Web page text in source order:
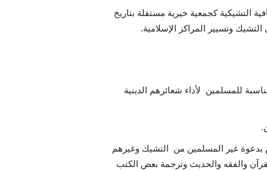
التشيكية كجمعية خيرية مستقلة بتاريخ
للمسلمين لأداء شعائرهم الدينية
بدعوة غير المسلمين من التشيك وغيرهم
والفقه والحديث وترجمة بعض الكتب